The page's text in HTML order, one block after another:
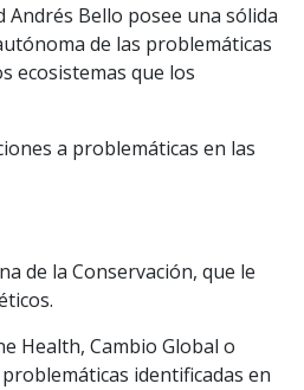
Andrés Bello posee una sólida
de las problemáticas
ecosistemas que los
a problemáticas en las
de la Conservación, que le
Health, Cambio Global o
identificadas en